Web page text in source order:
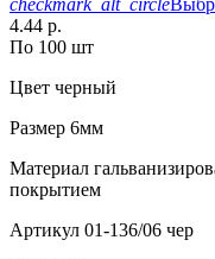
checkmark_alt_circle
4.44 р.
По 100 шт
Цвет черный
Размер 6мм
Материал
покрытием
Артикул 01-136/06 чер